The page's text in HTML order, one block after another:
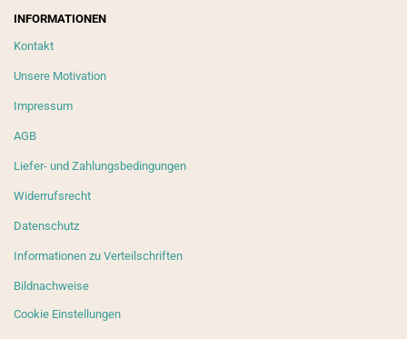
INFORMATIONEN
Kontakt
Unsere Motivation
Impressum
AGB
Liefer- und Zahlungsbedingungen
Widerrufsrecht
Datenschutz
Informationen zu Verteilschriften
Bildnachweise
Cookie Einstellungen